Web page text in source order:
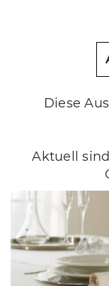
Diese
Aktuell